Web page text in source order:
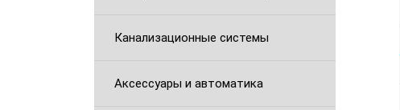
Канализационные системы
Аксессуары и автоматика